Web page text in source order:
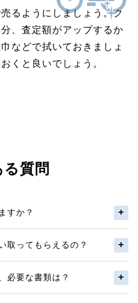
るようにしましょう。ク
、査定額がアップするか
などで拭いておきましょ
くと良いでしょう。
質問
すか？
取ってもらえるの？
必要な書類は？